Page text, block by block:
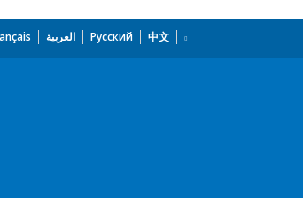
العربية Русский 中文